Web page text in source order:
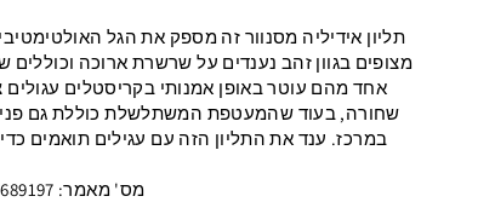
תליון אידיליה מסנוור זה מספק את הגל
מצופים בגוון זהב נענדים על שרשרת ארוכה
אחד מהם עוטר באופן אמנותי בקריסטלים
שחורה, בעוד שהמעטפת המשתלשלת כוללת גם
במרכז. ענד את התליון הזה עם עגילים תואמים
מס' מאמר: 5689197